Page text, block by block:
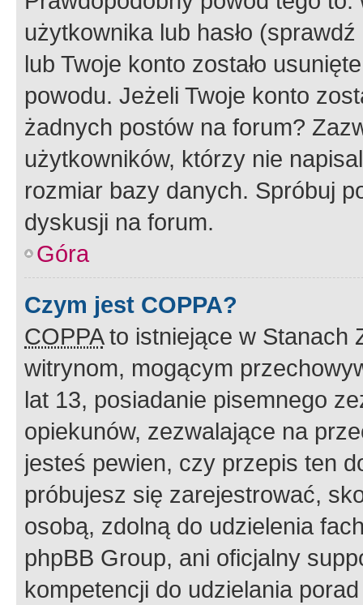
użytkownika lub hasło
lub Twoje konto zostało
powodu. Jeżeli Twoje konto
żadnych postów na forum?
użytkowników, którzy nie
rozmiar bazy danych. Spróbuj
dyskusji na forum.
Góra
Czym jest COPPA?
COPPAto istniejące w Stanach
witrynom, mogącym
lat 13, posiadanie pisemnego
opiekunów, zezwalające na
jesteś pewien, czy przepis ten
próbujesz się zarejestrować,
osobą, zdolną do udzielenia
phpBB Group, ani oficjalny
kompetencji do udzielania